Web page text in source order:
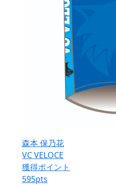
森本 保乃花
VC VELOCE
獲得ポイント
595pts